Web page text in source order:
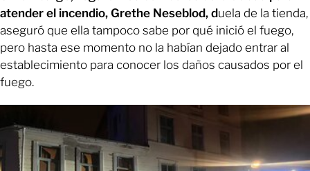
atender el incendio, Grethe Neseblod, duela de la tienda,
aseguró que ella tampoco sabe por qué inició el fuego,
pero hasta ese momento no la habían dejado entrar al
establecimiento para conocer los daños causados por el
fuego.